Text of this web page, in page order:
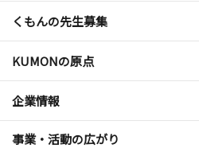
くもんの先生募集
KUMONの原点
企業情報
事業・活動の広がり